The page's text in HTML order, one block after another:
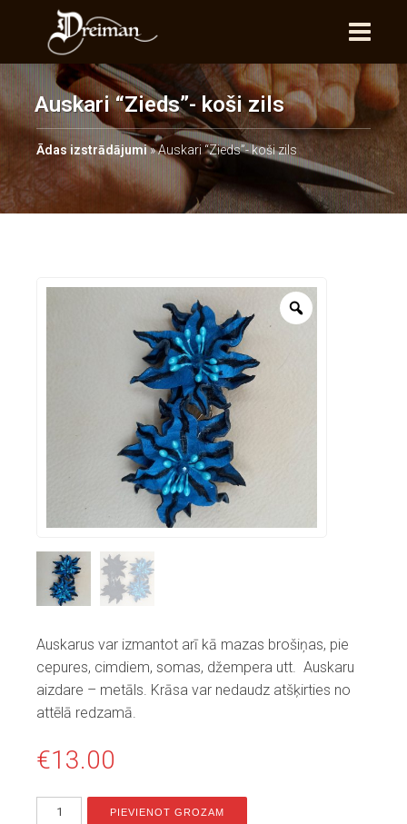
Auskari “Zieds”- koši zils
Ādas izstrādājumi»Auskari “Zieds”- koši zils
Auskarus var izmantot arī kā mazas brošiņas, pie
cepures, cimdiem, somas, džempera utt. Auskaru
aizdare – metāls. Krāsa var nedaudz atšķirties no
attēlā redzamā.
€13.00
PIEVIENOT GROZAM